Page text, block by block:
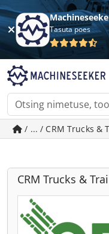
Tasuta poes
/ ... / CRM Trucks &
CRM Trucks &